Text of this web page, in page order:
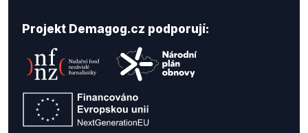
Projekt Demagog.cz podporují: